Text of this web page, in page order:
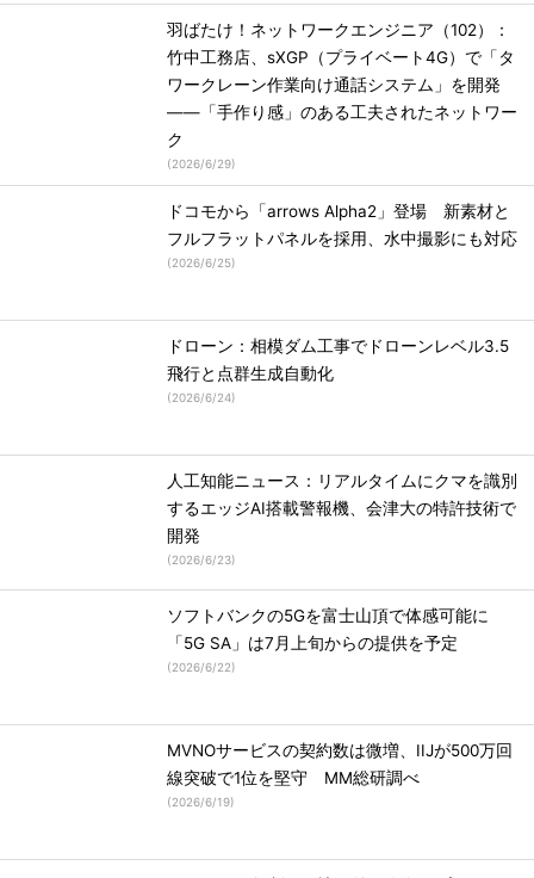
羽ばたけ！ネットワークエンジニア（102）：
竹中工務店、sXGP（プライベート4G）で「タ
ワークレーン作業向け通話システム」を開発
――「手作り感」のある工夫されたネットワー
ク
(2026/6/29)
ドコモから「arrows Alpha2」登場 新素材と
フルフラットパネルを採用、水中撮影にも対応
(2026/6/25)
ドローン：相模ダム工事でドローンレベル3.5
飛行と点群生成自動化
(2026/6/24)
人工知能ニュース：リアルタイムにクマを識別
するエッジAI搭載警報機、会津大の特許技術で
開発
(2026/6/23)
ソフトバンクの5Gを富士山頂で体感可能に
「5G SA」は7月上旬からの提供を予定
(2026/6/22)
MVNOサービスの契約数は微増、IIJが500万回
線突破で1位を堅守 MM総研調べ
(2026/6/19)